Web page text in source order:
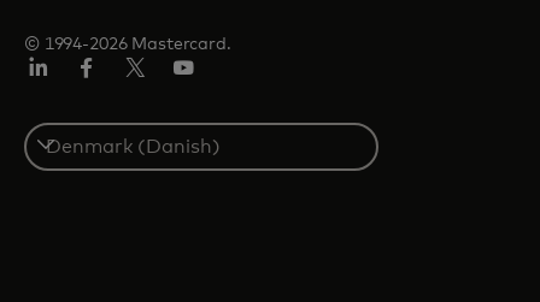
© 1994-2026 Mastercard.
Select
a
country